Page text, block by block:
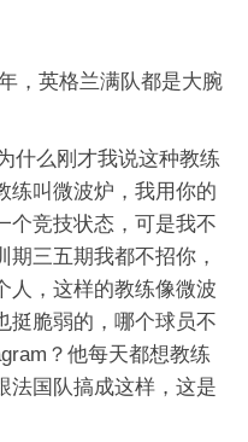
，英格兰满队都是大腕
什么刚才我说这种教练
练叫微波炉，我用你的
个竞技状态，可是我不
三五期我都不招你，
人，这样的教练像微波
挺脆弱的，哪个球员不
？他每天都想教练
法国队搞成这样，这是